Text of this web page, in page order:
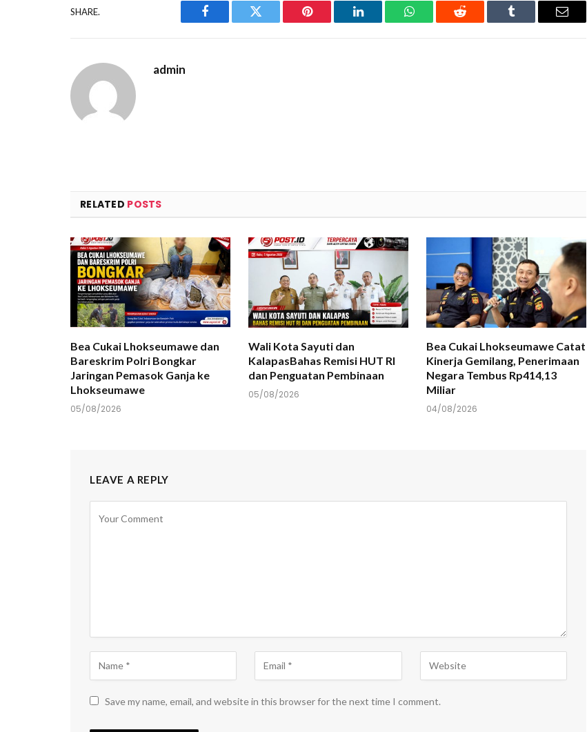
SHARE.
Facebook Twitter Pinterest LinkedIn WhatsAppReddit Tumblr Email
admin
RELATED POSTS
Bea Cukai Lhokseumawe dan
Bareskrim Polri Bongkar
Jaringan Pemasok Ganja ke
Lhokseumawe
05/08/2026
Wali Kota Sayuti dan
KalapasBahas Remisi HUT RI
dan Penguatan Pembinaan
05/08/2026
Bea Cukai Lhokseumawe Catat
Kinerja Gemilang, Penerimaan
Negara Tembus Rp414,13
Miliar
04/08/2026
LEAVE A REPLY
Save my name, email, and website in this browser for the next time I comment.